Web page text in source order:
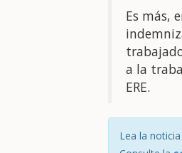
Es más,
a la
ERE.
Lea la